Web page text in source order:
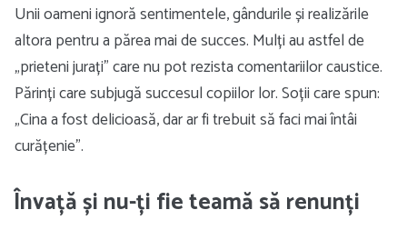
Unii oameni ignoră sentimentele, gândurile și realizările
altora pentru a părea mai de succes. Mulți au astfel de
„prieteni jurați” care nu pot rezista comentariilor caustice.
Părinți care subjugă succesul copiilor lor. Soții care spun:
„Cina a fost delicioasă, dar ar fi trebuit să faci mai întâi
curățenie”.
Învață și nu-ți fie teamă să renunți